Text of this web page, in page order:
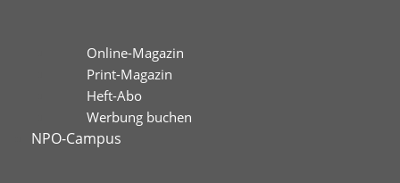
Online-Magazin
Print-Magazin
Heft-Abo
Werbung buchen
NPO-Campus